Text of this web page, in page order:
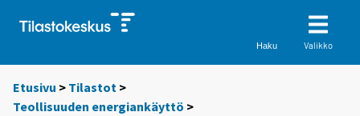
Haku Valikko
Etusivu > Tilastot >
Teollisuuden energiankäyttö >